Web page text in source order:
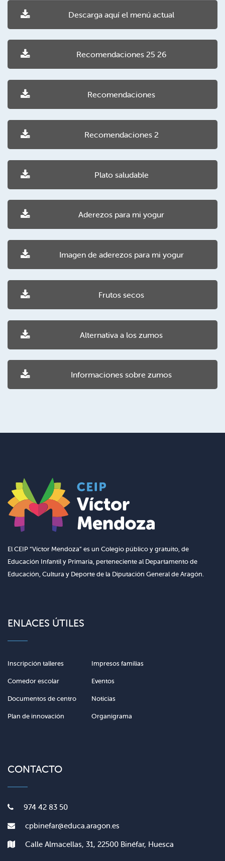
Descarga aquí el menú actual
Recomendaciones 25 26
Recomendaciones
Recomendaciones 2
Plato saludable
Aderezos para mi yogur
Imagen de aderezos para mi yogur
Frutos secos
Alternativa a los zumos
Informaciones sobre zumos
El CEIP “Víctor Mendoza” es un Colegio público y gratuito, de
Educación Infantil y Primaria, perteneciente al Departamento de
Educación, Cultura y Deporte de la Diputación General de Aragón.
ENLACES ÚTILES
Inscripción talleres Impresos familias
Comedor escolar Eventos
Documentos de centro Noticias
Plan de innovación Organigrama
CONTACTO
974 42 83 50
cpbinefar@educa.aragon.es
Calle Almacellas, 31, 22500 Binéfar, Huesca